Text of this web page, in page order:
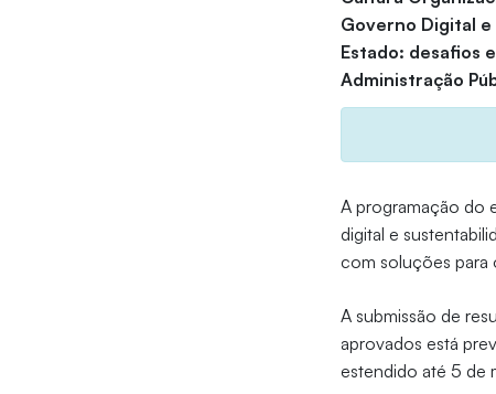
Governo Digital
Estado: desafios
Administração
A programação do
digital e
com soluções para
A submissão de
aprovados está
estendido até 5 de